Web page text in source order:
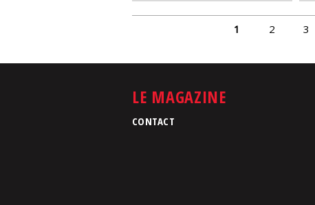
1 2 3
LE MAGAZINE
CONTACT